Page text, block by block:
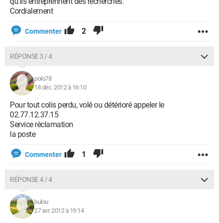
Cordialement
Commenter 2
RÉPONSE 3 / 4
polo78
18 déc. 2012 à 16:10
Pour tout colis perdu, volé ou détérioré appeler le
02.77.12.37.15
Service réclamation
la poste
Commenter 1
RÉPONSE 4 / 4
bulou
27 avr. 2012 à 19:14